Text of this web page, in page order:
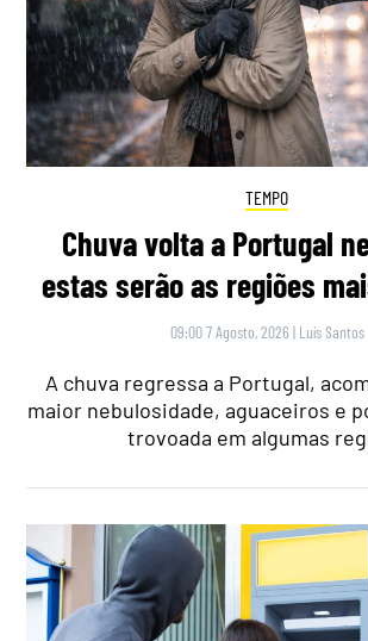
TEMPO
Chuva volta a Portugal
estas serão as regiões
09:00 7 Agosto, 2026 | Luís Santos
A chuva regressa a Portugal,
maior nebulosidade, aguaceiros e
trovoada em algumas